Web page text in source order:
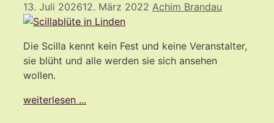
13. Juli 202612. März 2022 Achim Brandau
Die Scilla kennt kein Fest und keine Veranstalter,
sie blüht und alle werden sie sich ansehen
wollen.
weiterlesen ...